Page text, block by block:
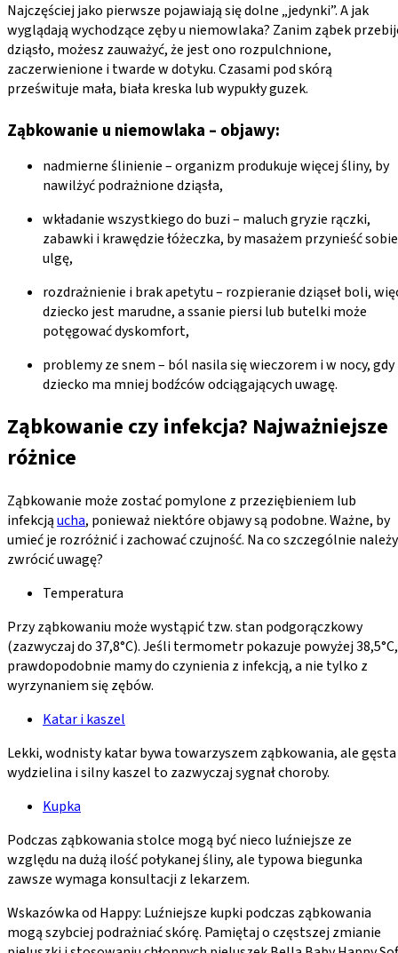
Najczęściej jako pierwsze pojawiają się dolne „jedynki”. A jak
wyglądają wychodzące zęby u niemowlaka? Zanim ząbek
dziąsło, możesz zauważyć, że jest ono rozpulchnione,
zaczerwienione i twarde w dotyku. Czasami pod skórą
prześwituje mała, biała kreska lub wypukły guzek.
Ząbkowanie u niemowlaka – objawy:
nadmierne ślinienie – organizm produkuje więcej śliny, by
nawilżyć podrażnione dziąsła,
wkładanie wszystkiego do buzi – maluch gryzie rączki,
zabawki i krawędzie łóżeczka, by masażem przynieść sobie
ulgę,
rozdrażnienie i brak apetytu – rozpieranie dziąseł boli,
dziecko jest marudne, a ssanie piersi lub butelki może
potęgować dyskomfort,
problemy ze snem – ból nasila się wieczorem i w nocy, gdy
dziecko ma mniej bodźców odciągających uwagę.
Ząbkowanie czy infekcja? Najważniejsze
różnice
Ząbkowanie może zostać pomylone z przeziębieniem lub
infekcjąucha, ponieważ niektóre objawy są podobne. Ważne, by
umieć je rozróżnić i zachować czujność. Na co szczególnie należy
zwrócić uwagę?
Temperatura
Przy ząbkowaniu może wystąpić tzw. stan podgorączkowy
(zazwyczaj do 37,8°C). Jeśli termometr pokazuje powyżej 38,5°C,
prawdopodobnie mamy do czynienia z infekcją, a nie tylko z
wyrzynaniem się zębów.
Katar i kaszel
Lekki, wodnisty katar bywa towarzyszem ząbkowania, ale gęsta
wydzielina i silny kaszel to zazwyczaj sygnał choroby.
Kupka
Podczas ząbkowania stolce mogą być nieco luźniejsze ze
względu na dużą ilość połykanej śliny, ale typowa biegunka
zawsze wymaga konsultacji z lekarzem.
Wskazówka od Happy: Luźniejsze kupki podczas ząbkowania
mogą szybciej podrażniać skórę. Pamiętaj o częstszej zmianie